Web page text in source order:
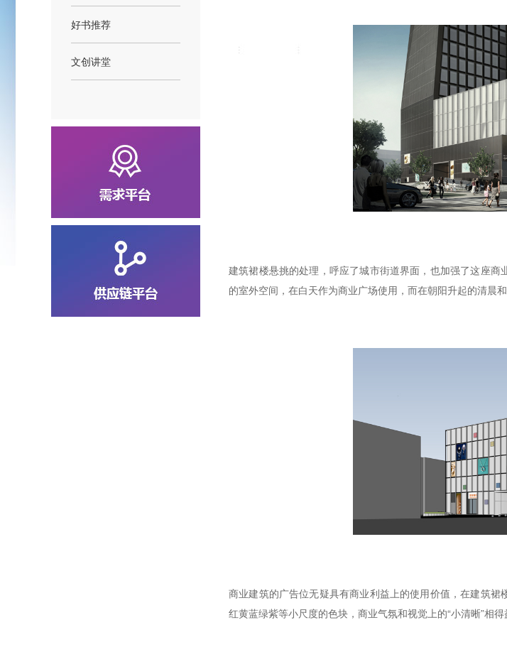
好书推荐
文创讲堂
建筑裙楼悬挑的处理，呼应了城市街道界面，也加强了这座
的室外空间，在白天作为商业广场使用，而在朝阳升起的清晨
商业建筑的广告位无疑具有商业利益上的使用价值，在建筑
红黄蓝绿紫等小尺度的色块，商业气氛和视觉上的“小清晰”相得